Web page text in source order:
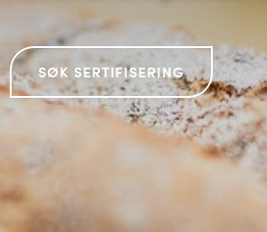
SØK SERTIFISERING